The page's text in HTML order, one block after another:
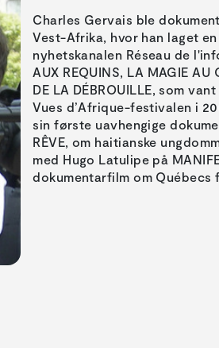
Charles Gervais ble
Vest-Afrika, hvor han laget
nyhetskanalen Réseau de
AUX REQUINS, LA MAGIE AU
DE LA DÉBROUILLE, som
Vues d’Afrique-festivalen i
sin første uavhengige
RÊVE, om haitianske
med Hugo Latulipe på
dokumentarfilm om Québecs